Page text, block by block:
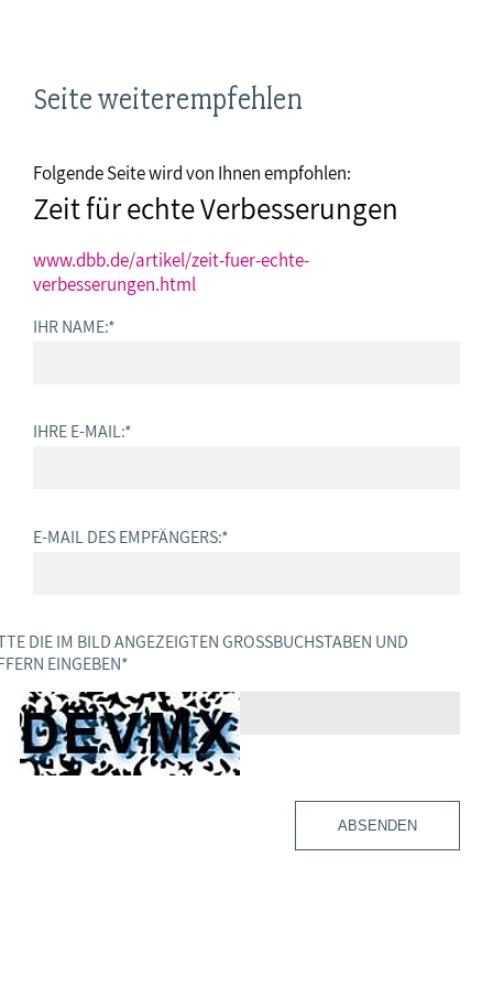
Seite weiterempfehlen
Folgende Seite wird von Ihnen empfohlen:
Zeit für echte Verbesserungen
www.dbb.de/artikel/zeit-fuer-echte-
verbesserungen.html
IHR NAME:*
IHRE E-MAIL:*
E-MAIL DES EMPFÄNGERS:*
DIE IM BILD ANGEZEIGTEN GROSSBUCHSTABEN UND Z
EINGEBEN *
ABSENDEN